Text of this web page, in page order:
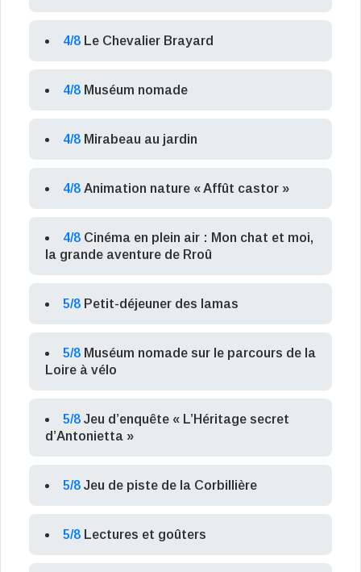
4/8 Le Chevalier Brayard
4/8 Muséum nomade
4/8 Mirabeau au jardin
4/8 Animation nature « Affût castor »
4/8 Cinéma en plein air : Mon chat et moi,
la grande aventure de Rroû
5/8 Petit-déjeuner des lamas
5/8 Muséum nomade sur le parcours de la
Loire à vélo
5/8 Jeu d’enquête « L’Héritage secret
d’Antonietta »
5/8 Jeu de piste de la Corbillière
5/8 Lectures et goûters